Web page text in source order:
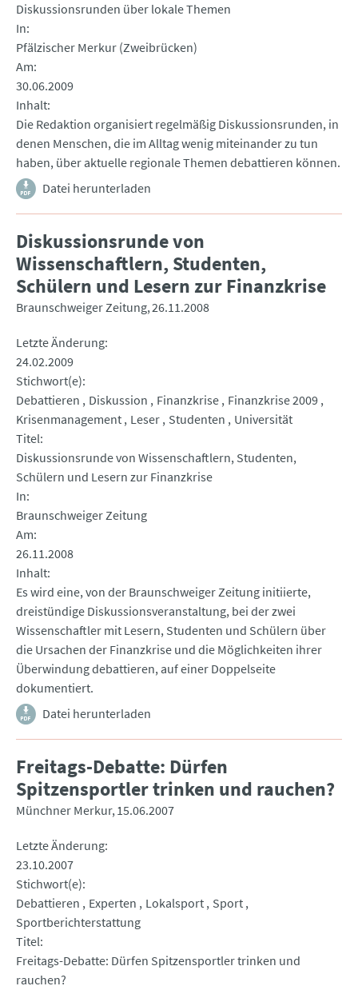
Diskussionsrunden über lokale Themen
In
Pfälzischer Merkur (Zweibrücken)
Am
30.06.2009
Inhalt
Die Redaktion organisiert regelmäßig Diskussionsrunden, in
denen Menschen, die im Alltag wenig miteinander zu tun
haben, über aktuelle regionale Themen debattieren können.
Datei herunterladen
Diskussionsrunde von
Wissenschaftlern, Studenten,
Schülern und Lesern zur Finanzkrise
Braunschweiger Zeitung 26.11.2008
Letzte Änderung
24.02.2009
Stichwort(e)
Debattieren
Diskussion Finanzkrise Finanzkrise 2009
Krisenmanagement Leser Studenten
Universität
Titel
Diskussionsrunde von Wissenschaftlern, Studenten,
Schülern und Lesern zur Finanzkrise
In
Braunschweiger Zeitung
Am
26.11.2008
Inhalt
Es wird eine, von der Braunschweiger Zeitung initiierte,
dreistündige Diskussionsveranstaltung, bei der zwei
Wissenschaftler mit Lesern, Studenten und Schülern über
die Ursachen der Finanzkrise und die Möglichkeiten ihrer
Überwindung debattieren, auf einer Doppelseite
dokumentiert.
Datei herunterladen
Freitags-Debatte: Dürfen
Spitzensportler trinken und rauchen?
Münchner Merkur 15.06.2007
Letzte Änderung
23.10.2007
Stichwort(e)
Debattieren
Experten Lokalsport Sport
Sportberichterstattung
Titel
Freitags-Debatte: Dürfen Spitzensportler trinken und
rauchen?